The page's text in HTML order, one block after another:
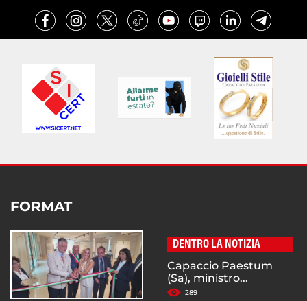
FORMAT
DENTRO LA NOTIZIA
Capaccio Paestum
(Sa), ministro...
289